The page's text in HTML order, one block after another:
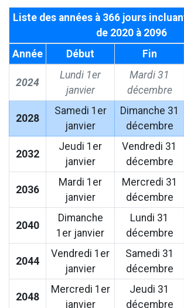
Liste des années à 366 jours
de 2020 à 2096
Année
Début Fin
2024
Lundi 1er
janvier
Mardi 31
décembre
2028
Samedi 1er
janvier
Dimanche 31
décembre
2032
Jeudi 1er
janvier
Vendredi 31
décembre
2036
Mardi 1er
janvier
Mercredi 31
décembre
2040
Dimanche
1er janvier
Lundi 31
décembre
2044
Vendredi 1er
janvier
Samedi 31
décembre
2048
Mercredi 1er
janvier
Jeudi 31
décembre